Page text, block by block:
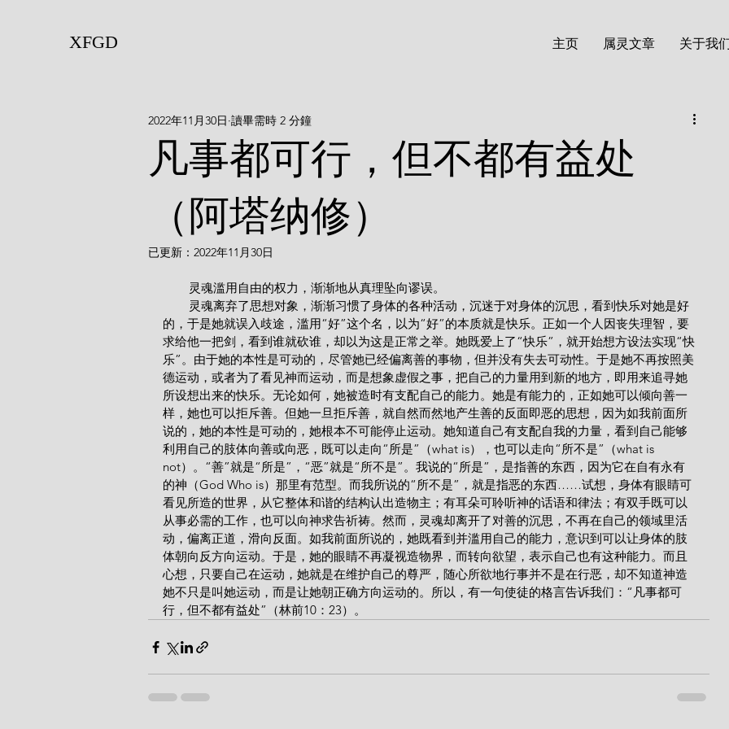
XFGD 主页 属灵文章 关于我
凡事都可行，但不都有益处
（阿塔纳修）
2022年11月30日 讀畢需時 2 分鐘
已更新： 2022年11月30日
        灵魂滥用自由的权力，渐渐地从真理坠向谬误。
的，于是她就误入歧途，滥用“好”这个名，以为“好”的本质就是快乐。正如一个人因丧失理智，要
求给他一把剑，看到谁就砍谁，却以为这是正常之举。她既爱上了“快乐”，就开始想方设法实现“快
乐”。由于她的本性是可动的，尽管她已经偏离善的事物，但并没有失去可动性。于是她不再按照美
德运动，或者为了看见神而运动，而是想象虚假之事，把自己的力量用到新的地方，即用来追寻她
所设想出来的快乐。无论如何，她被造时有支配自己的能力。她是有能力的，正如她可以倾向善一
样，她也可以拒斥善。但她一旦拒斥善，就自然而然地产生善的反面即恶的思想，因为如我前面所
说的，她的本性是可动的，她根本不可能停止运动。她知道自己有支配自我的力量，看到自己能够
利用自己的肢体向善或向恶，既可以走向“所是”（what is），也可以走向“所不是”（what is
not）。“善”就是“所是”，“恶”就是“所不是”。我说的“所是”，是指善的东西，因为它在自有永有
的神（God Who is）那里有范型。而我所说的“所不是”，就是指恶的东西……试想，身体有眼睛可
看见所造的世界，从它整体和谐的结构认出造物主；有耳朵可聆听神的话语和律法；有双手既可以
从事必需的工作，也可以向神求告祈祷。然而，灵魂却离开了对善的沉思，不再在自己的领域里活
动，偏离正道，滑向反面。如我前面所说的，她既看到并滥用自己的能力，意识到可以让身体的肢
体朝向反方向运动。于是，她的眼睛不再凝视造物界，而转向欲望，表示自己也有这种能力。而且
心想，只要自己在运动，她就是在维护自己的尊严，随心所欲地行事并不是在行恶，却不知道神造
她不只是叫她运动，而是让她朝正确方向运动的。所以，有一句使徒的格言告诉我们：“凡事都可
行，但不都有益处”（林前10：23）。